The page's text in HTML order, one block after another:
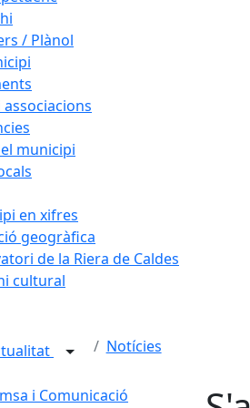
/ Plànol
municipi
en xifres
geogràfica
de la Riera de Caldes
cultural
Notícies
i Comunicació